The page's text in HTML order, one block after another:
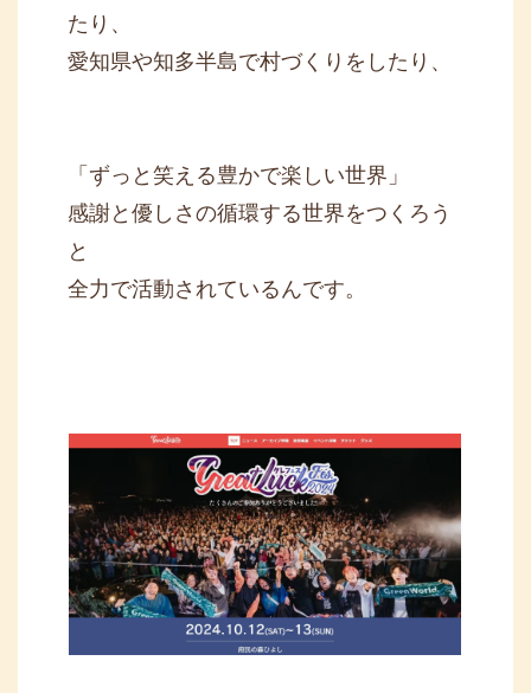
たり、
愛知県や知多半島で村づくりをしたり、
「ずっと笑える豊かで楽しい世界」
感謝と優しさの循環する世界をつくろう
と
全力で活動されているんです。